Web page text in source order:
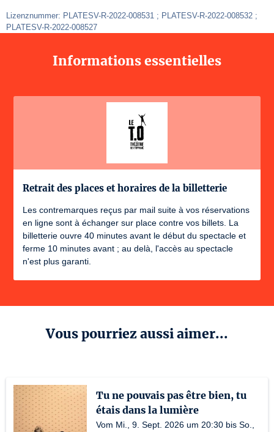
Lizenznummer: PLATESV-R-2022-008531 ; PLATESV-R-2022-008532 ;
PLATESV-R-2022-008527
Vous pourriez aussi aimer...
Tu ne pouvais pas être bien, tu
étais dans la lumière
Vom Mi., 9. Sept. 2026 um 20:30 bis So.,
Informations essentielles
Retrait des places et horaires de la billetterie
Les contremarques reçus par mail suite à vos réservations
en ligne sont à échanger sur place contre vos billets. La
billetterie ouvre 40 minutes avant le début du spectacle et
ferme 10 minutes avant ; au delà, l'accès au spectacle
n'est plus garanti.